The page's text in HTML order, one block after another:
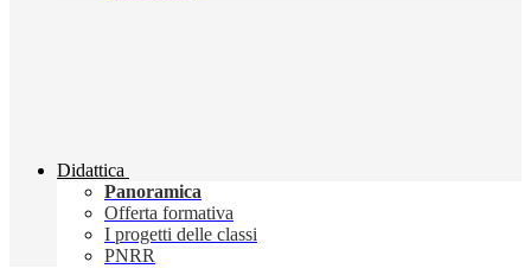
Didattica
Panoramica
Offerta formativa
I progetti delle classi
PNRR